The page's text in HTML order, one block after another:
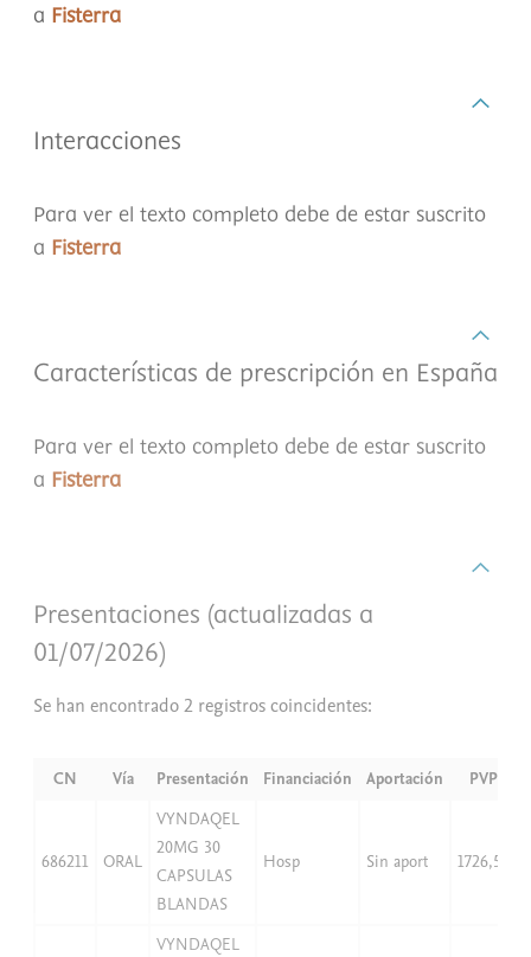
a Fisterra
Interacciones
Para ver el texto completo debe de estar suscrito
a Fisterra
Características de prescripción en España
Para ver el texto completo debe de estar suscrito
a Fisterra
Presentaciones (actualizadas a
01/07/2026)
Se han encontrado 2 registros coincidentes:
CN Vía Presentación Financiación Aportación PVP
686211 ORAL
VYNDAQEL
20MG 30
CAPSULAS
BLANDAS
Hosp Sin aport 1726,57
VYNDAQEL